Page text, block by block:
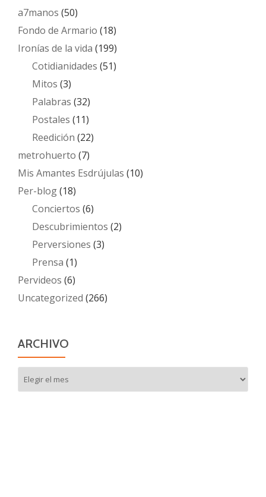
a7manos (50)
Fondo de Armario (18)
Ironías de la vida (199)
Cotidianidades (51)
Mitos (3)
Palabras (32)
Postales (11)
Reedición (22)
metrohuerto (7)
Mis Amantes Esdrújulas (10)
Per-blog(18)
Conciertos (6)
Descubrimientos (2)
Perversiones (3)
Prensa (1)
Pervideos (6)
Uncategorized (266)
ARCHIVO